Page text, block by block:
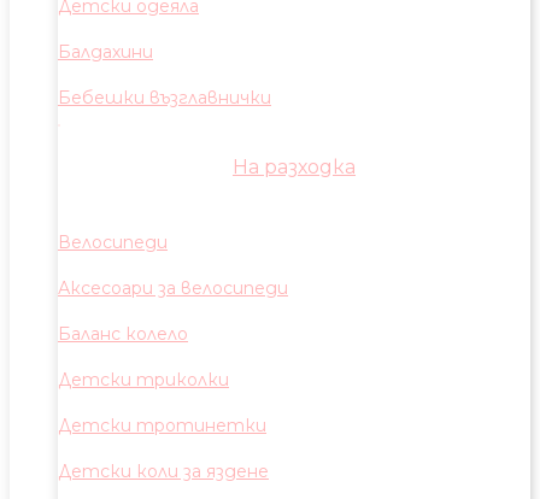
Детски одеяла
Балдахини
Бебешки възглавнички
На разходка
Велосипеди
Аксесоари за велосипеди
Баланс колело
Детски триколки
Детски тротинетки
Детски коли за яздене